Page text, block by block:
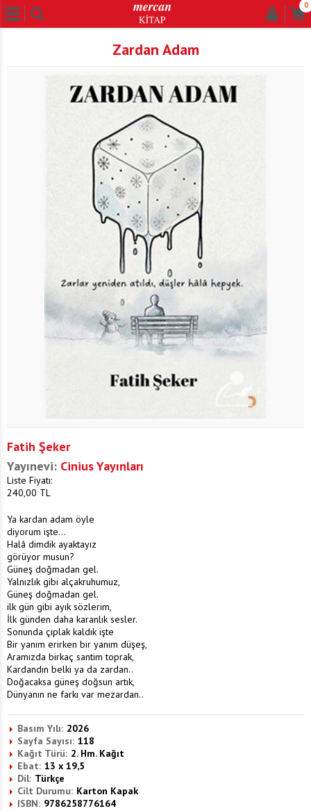
0
Zardan Adam
Fatih Şeker
Yayınevi: Cinius Yayınları
Liste Fiyatı:
240,00 TL
Ya kardan adam öyle
diyorum işte...
Halâ dimdik ayaktayız
görüyor musun?
Güneş doğmadan gel.
Yalnızlık gibi alçakruhumuz,
Güneş doğmadan gel.
ilk gün gibi ayık sözlerim,
İlk günden daha karanlık sesler.
Sonunda çıplak kaldık işte
Bir yanım erirken bir yanım düşeş,
Aramızda birkaç santim toprak,
Kardandın belki ya da zardan..
Doğacaksa güneş doğsun artık,
Dünyanın ne farkı var mezardan..
Basım Yılı: 2026
Sayfa Sayısı: 118
Kağıt Türü: 2. Hm. Kağıt
Ebat: 13 x 19,5
Dil: Türkçe
Cilt Durumu: Karton Kapak
ISBN: 9786258776164